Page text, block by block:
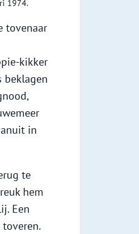
1974.
tovenaar
kikker
beklagen
in
te
hem
Een